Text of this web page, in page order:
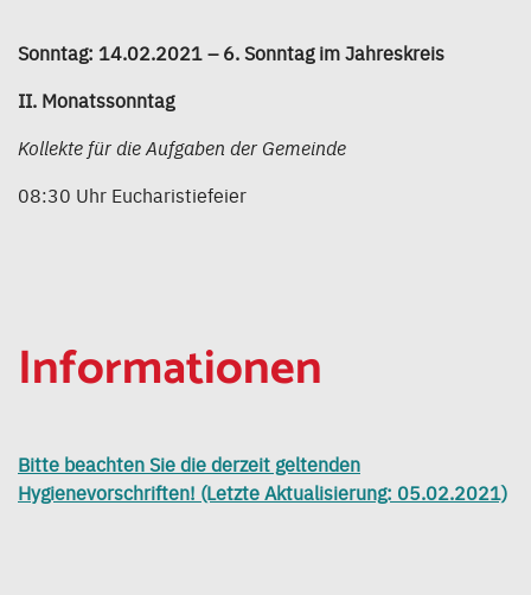
Sonntag: 14.02.2021 – 6. Sonntag im Jahreskreis
II. Monatssonntag
Kollekte für die Aufgaben der Gemeinde
08:30 Uhr Eucharistiefeier
Informationen
Bitte beachten Sie die derzeit geltenden
Hygienevorschriften! (Letzte Aktualisierung: 05.02.2021)